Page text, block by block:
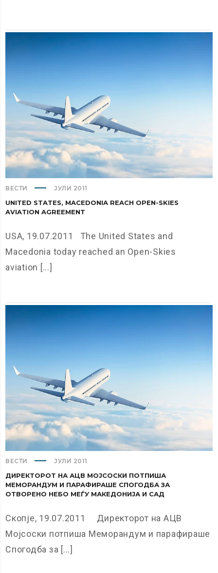
ВЕСТИ ЈУЛИ 2011
UNITED STATES, MACEDONIA REACH OPEN-SKIES
AVIATION AGREEMENT
USA, 19.07.2011 The United States and
Macedonia today reached an Open-Skies
aviation [...]
ВЕСТИ ЈУЛИ 2011
ДИРЕКТОРОТ НА АЦВ МОЈСОСКИ ПОТПИША
МЕМОРАНДУМ И ПАРАФИРАШЕ СПОГОДБА ЗА
ОТВОРЕНО НЕБО МЕЃУ МАКЕДОНИЈА И САД
Скопје, 19.07.2011 Директорот на АЦВ
Мојсоски потпиша Меморандум и парафираше
Спогодба за [...]